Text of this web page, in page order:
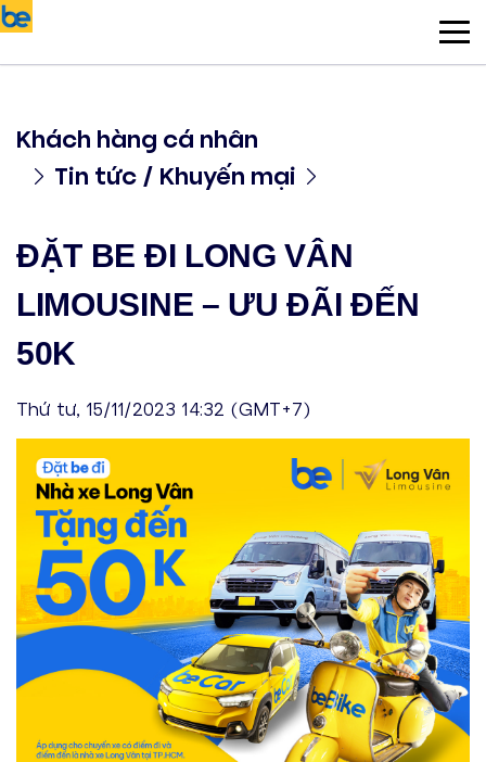
Khách hàng cá nhân
Tin tức / Khuyến mại
ĐẶT BE ĐI LONG VÂN
LIMOUSINE – ƯU ĐÃI ĐẾN
50K
Thứ tư, 15/11/2023 14:32 (GMT+7)